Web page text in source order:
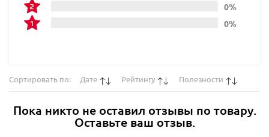
0%
0%
Сортировать по: Дате Рейтингу Полезности
Пока никто не оставил отзывы по товару.
Оставьте ваш отзыв.